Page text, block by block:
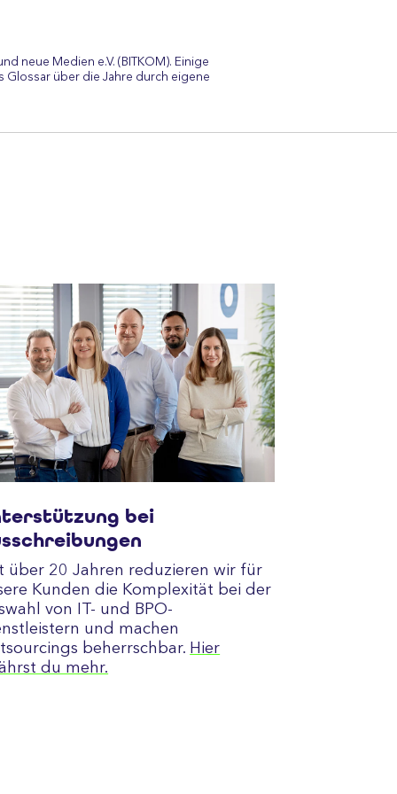
neue Medien e.V. (BITKOM). Einige
Glossar über die Jahre durch eigene
bei
über 20 Jahren reduzieren wir für
Kunden die Komplexität bei der
von IT- und BPO-
und machen
beherrschbar. Hier
du mehr.